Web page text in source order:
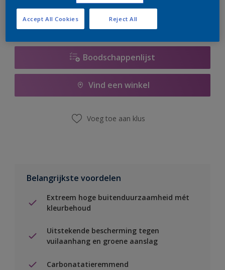
Boodschappenlijst
Vind een winkel
Voeg toe aan klus
Belangrijkste voordelen
Extreem hoge buitenduurzaamheid mét
kleurbehoud
Uitstekende bescherming tegen
vuilaanhang en groene aanslag
Carbonatatieremmend
Reject All
Accept All Cookies